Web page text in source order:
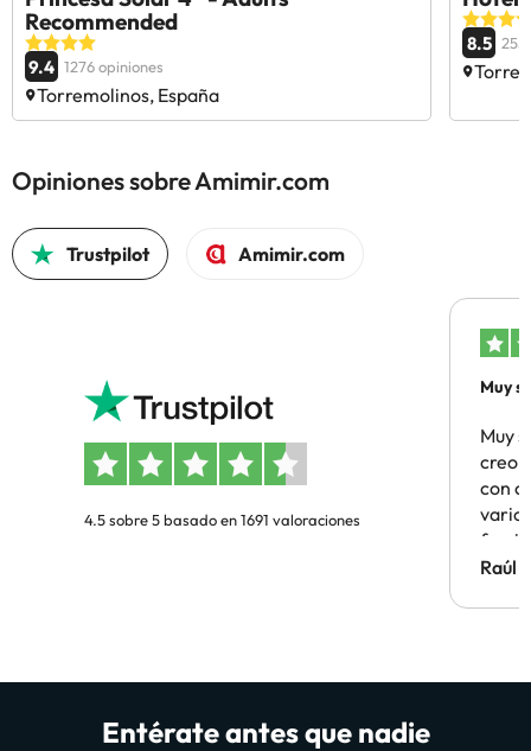
Recommended
9.4 1276 opiniones
Torremolinos, España
8.5
Opiniones sobre Amimir.com
Trustpilot Amimir.com
4.5 sobre 5 basado en 1691 valoraciones
Muy
Muy
creo
con
Hotel
Raúl
Entérate antes que nadie